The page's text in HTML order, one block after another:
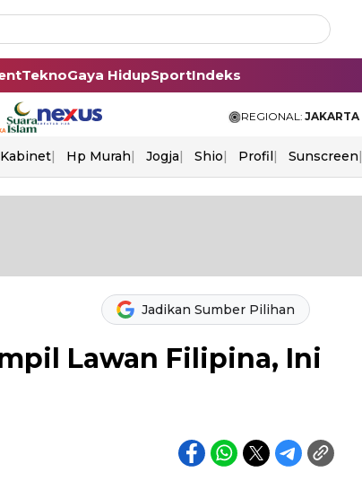
TeknoGaya HidupSportIndeks
REGIONAL: JAKARTA
Hp Murah Jogja Shio Profil Sunscreen
Jadikan Sumber Pilihan
Lawan Filipina, Ini